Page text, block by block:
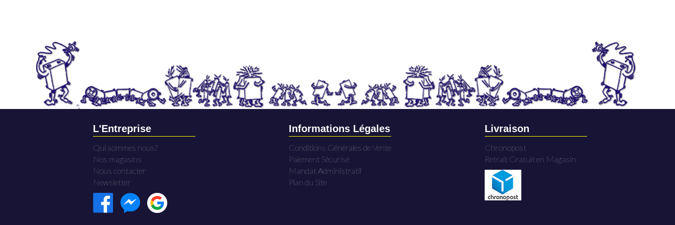
L'Entreprise
Qui sommes nous?
Nos magasins
Nous contacter
Newsletter
Informations Légales
Conditions Générales de Vente
Paiement Sécurisé
Mandat Administratif
Plan du Site
Livraison
Chronopost
Retrait Gratuit en Magasin